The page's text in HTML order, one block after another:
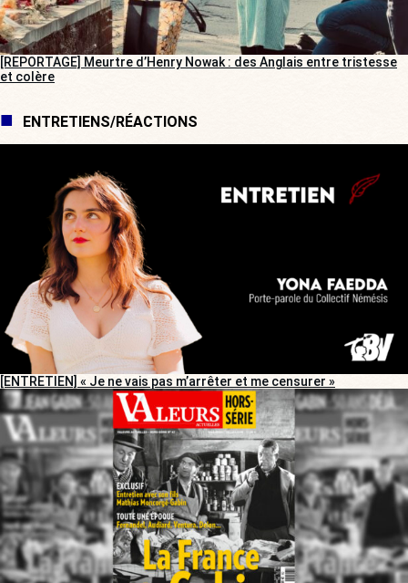
[REPORTAGE] Meurtre d’Henry Nowak : des Anglais entre tristesse
et colère
ENTRETIENS/RÉACTIONS
[ENTRETIEN] « Je ne vais pas m’arrêter et me censurer »